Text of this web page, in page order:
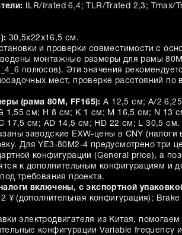
ILR/Irated 6,4; TLR/Trated 2,3; Tmax/
30,5х22х16,5 см.
и проверки совместимости с
монтажные размеры для рамы
полюсов). Эти значения
мест, проверке расстояний по
(рама 80M, FF165): A 12,5 см; A/2
1,55 см; H 8 см; K 1 см; M 16,5 см; N 13
17,5 см; AD 14,5 см; HD 22 см; L 30,5 см.
заводские EXW-цены в CNY
Для YE3-80M2-4 предусмотрено три
конфигурации (General price), а
к дополнительным конфигурациям и
требования проекта.
включены, с экспортной
¥ (дополнительная конфигурация);
электродвигателя из Китая,
конфигурации Variable frequency